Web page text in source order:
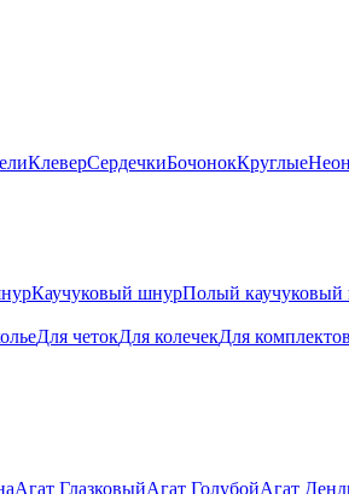
КлеверСердечкиБочонокКруглые
Каучуковый шнурПолый
Для четокДля колечекДля
Агат ГлазковыйАгат ГолубойАгат